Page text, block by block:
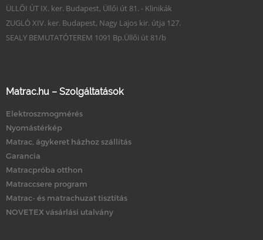
ÜLLŐI ÚT IX. ker. Budapest, Üllői út 81. - Klinikák
ZUGLÓ XIV. ker. Budapest, Nagy Lajos kir. útja 127.
SEALY BEMUTATÓTEREM 1091 Bp.Üllői út 81/b
Matrac.hu – Szolgáltatások
Elektroszmogmérés
Nyomástérkép
Matrac, ágykeret házhoz szállítás
Garancia
Matracpróba otthon
Matraccsere program
Matrac- és matrachuzat tisztítás
NOVETEX vásárlási utalvány